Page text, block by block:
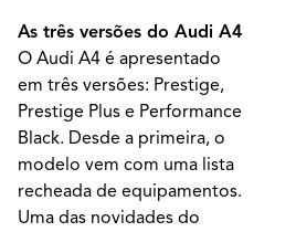
As três versões do Audi A4
O Audi A4 é apresentado
em três versões: Prestige,
Prestige Plus e Performance
Black. Desde a primeira, o
modelo vem com uma lista
recheada de equipamentos.
Uma das novidades do